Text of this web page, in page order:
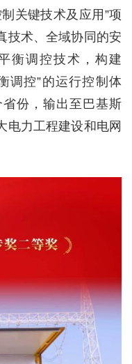
关键技术及应用”项
技术、全域协同的安
衡调控技术，构建
控”的运行控制体
份，输出至巴基斯
电力工程建设和电网